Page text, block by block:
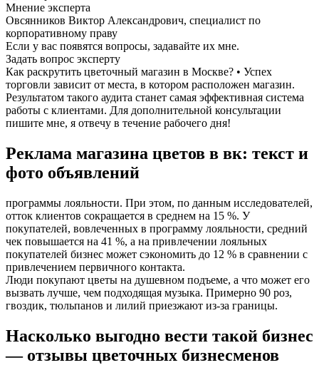
Мнение эксперта
Овсянников Виктор Александрович, специалист по
корпоративному праву
Если у вас появятся вопросы, задавайте их мне.
Задать вопрос эксперту
Как раскрутить цветочный магазин в Москве? • Успех
торговли зависит от места, в котором расположен магазин.
Результатом такого аудита станет самая эффективная система
работы с клиентами. Для дополнительной консультации
пишите мне, я отвечу в течение рабочего дня!
Реклама магазина цветов в вк: текст и
фото объявлений
программы лояльности. При этом, по данным исследователей,
отток клиентов сокращается в среднем на 15 %. У
покупателей, вовлеченных в программу лояльности, средний
чек повышается на 41 %, а на привлечении лояльных
покупателей бизнес может сэкономить до 12 % в сравнении с
привлечением первичного контакта.
Люди покупают цветы на душевном подъеме, а что может его
вызвать лучше, чем подходящая музыка. Примерно 90 роз,
гвоздик, тюльпанов и лилий приезжают из-за границы.
Насколько выгодно вести такой бизнес
— отзывы цветочных бизнесменов